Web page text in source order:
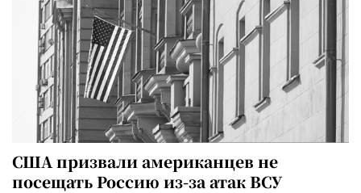
США призвали американцев не
посещать Россию из-за атак ВСУ